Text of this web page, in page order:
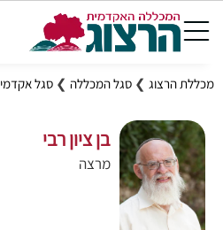
מכללת הרצוג ❯ סגל המכללה ❯ סגל אקדמי
בן ציון רבי
מרצה